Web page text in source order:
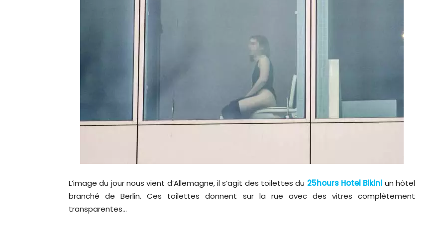
L’image du jour nous vient d’Allemagne, il s’agit des toilettes du 25hours Hotel Bikini un hôtel
branché de Berlin. Ces toilettes donnent sur la rue avec des vitres complètement
transparentes…